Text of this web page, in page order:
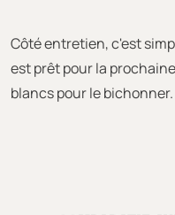
Côté entretien, c'est
est prêt pour la
blancs pour le bichonner.